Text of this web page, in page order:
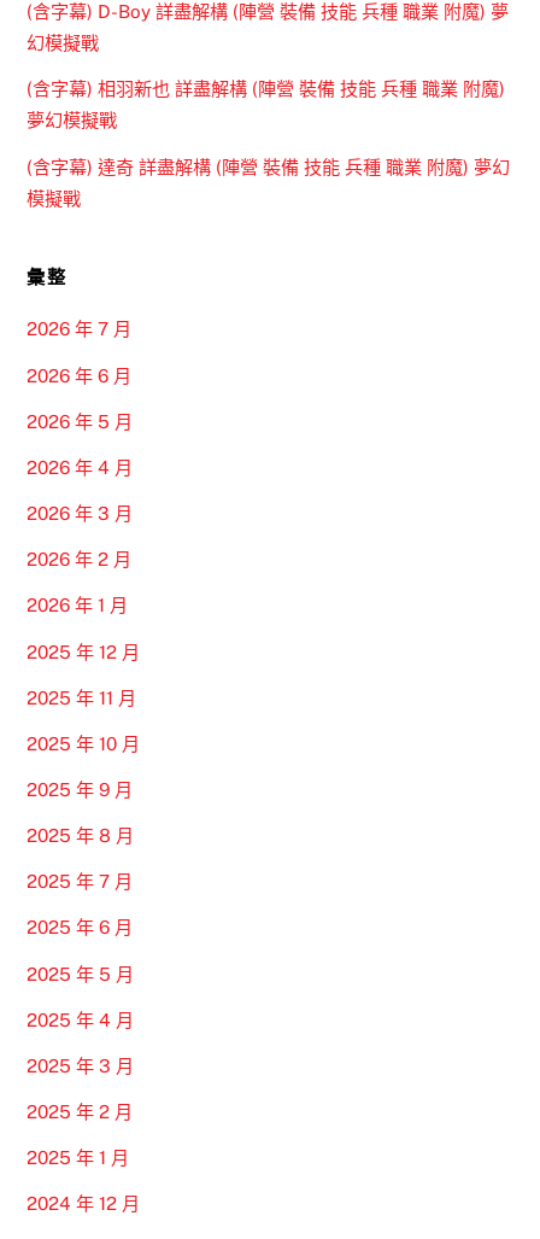
(含字幕) D-Boy 詳盡解構 (陣營 裝備 技能 兵種 職業 附魔) 夢
幻模擬戰
(含字幕) 相羽新也 詳盡解構 (陣營 裝備 技能 兵種 職業 附魔)
夢幻模擬戰
(含字幕) 達奇 詳盡解構 (陣營 裝備 技能 兵種 職業 附魔) 夢幻
模擬戰
彙整
2026 年 7 月
2026 年 6 月
2026 年 5 月
2026 年 4 月
2026 年 3 月
2026 年 2 月
2026 年 1 月
2025 年 12 月
2025 年 11 月
2025 年 10 月
2025 年 9 月
2025 年 8 月
2025 年 7 月
2025 年 6 月
2025 年 5 月
2025 年 4 月
2025 年 3 月
2025 年 2 月
2025 年 1 月
2024 年 12 月